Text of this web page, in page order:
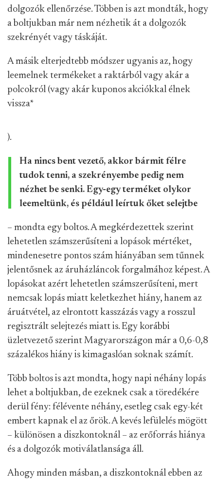
dolgozók ellenőrzése. Többen is azt mondták, hogy
a boltjukban már nem nézhetik át a dolgozók
szekrényét vagy táskáját.
A másik elterjedtebb módszer ugyanis az, hogy
leemelnek termékeket a raktárból vagy akár a
polcokról (vagy akár kuponos akciókkal élnek
vissza*
).
Ha nincs bent vezető, akkor bármit félre
tudok tenni, a szekrényembe pedig nem
nézhet be senki. Egy-egy terméket olykor
leemeltünk, és például leírtuk őket selejtbe
– mondta egy boltos. A megkérdezettek szerint
lehetetlen számszerűsíteni a lopások mértéket,
mindenesetre pontos szám hiányában sem tűnnek
jelentősnek az áruházláncok forgalmához képest. A
lopásokat azért lehetetlen számszerűsíteni, mert
nemcsak lopás miatt keletkezhet hiány, hanem az
áruátvétel, az elrontott kasszázás vagy a rosszul
regisztrált selejtezés miatt is. Egy korábbi
üzletvezető szerint Magyarországon már a 0,6-0,8
százalékos hiány is kimagaslóan soknak számít.
Több boltos is azt mondta, hogy napi néhány lopás
lehet a boltjukban, de ezeknek csak a töredékére
derül fény: félévente néhány, esetleg csak egy-két
embert kapnak el az őrök. A kevés lefülelés mögött
– különösen a diszkontoknál – az erőforrás hiánya
és a dolgozók motiválatlansága áll.
Ahogy minden másban, a diszkontoknál ebben az